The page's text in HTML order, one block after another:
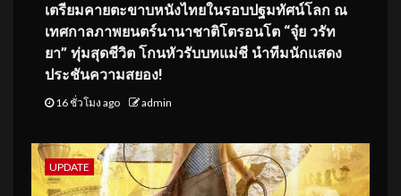
เตรียมคายตะขาบหนังไทยในรอบปฐมทัศน์โลก ณ
เทศกาลภาพยนตร์นานาชาติโตรอนโต “จุ๋ย วรัท
ยา” ทุ่มสุดชีวิต โกนหัวรับบทแม่ชี นำทีมนักแสดง
ประชันความสยอง!
16 ชั่วโมง ago admin
UPDATE